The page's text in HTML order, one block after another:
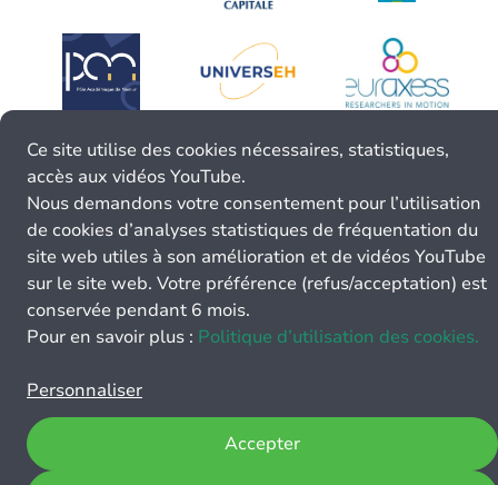
Ce site utilise des cookies nécessaires, statistiques,
accès aux vidéos YouTube.
Nous demandons votre consentement pour l’utilisation
de cookies d’analyses statistiques de fréquentation du
site web utiles à son amélioration et de vidéos YouTube
sur le site web. Votre préférence (refus/acceptation) est
conservée pendant 6 mois.
Pour en savoir plus : Politique d’utilisation des cookies.
Personnaliser
Accepter